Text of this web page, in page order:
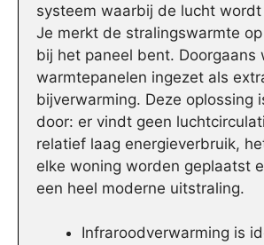
systeem waarbij de lucht
Je merkt de stralingswarmte
bij het paneel bent. Doorgaans
warmtepanelen ingezet als
bijverwarming. Deze oplossing
door: er vindt geen
relatief laag energieverbruik,
elke woning worden geplaatst
een heel moderne uitstraling.
Infraroodverwarming is